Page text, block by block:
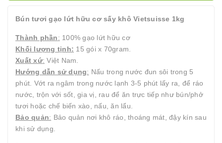
Bún tươi gạo lứt hữu cơ sấy khô Vietsuisse 1kg
Thành phần: 100% gạo lứt hữu cơ
Khối lượng tịnh: 15 gói x 70gram.
Xuất xứ: Việt Nam.
Hướng dẫn sử dụng: Nấu trong nước đun sôi trong 5
phút. Vớt ra ngâm trong nước lạnh 3-5 phút lấy ra, để ráo
nước, trộn với sốt, gia vị, rau để ăn trực tiếp như bún/phở
tươi hoặc chế biến xào, nấu, ăn lẩu.
Bảo quản: Bảo quản nơi khô ráo, thoáng mát, đậy kín sau
khi sử dụng.